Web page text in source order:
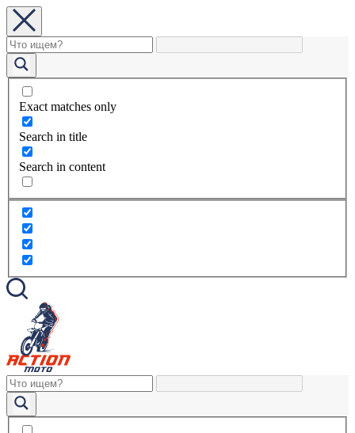
Exact matches only
Search in title
Search in content